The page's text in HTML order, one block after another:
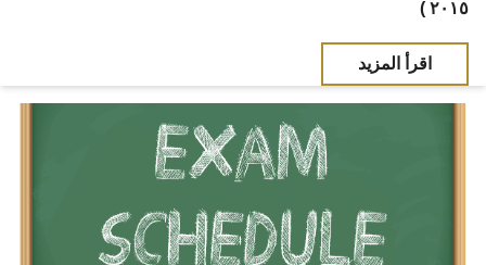
٢٠١٥ )
اقرأ المزيد